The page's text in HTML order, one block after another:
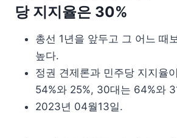
당 지지율은 30%
총선 1년을 앞두고 그 어느 때
높다.
정권 견제론과 민주당 지지율
54%와 25%, 30대는 64%와
2023년 04월13일.